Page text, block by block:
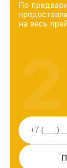
По
на весь